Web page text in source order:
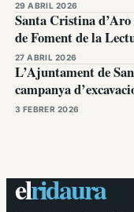
29 ABRIL 2026
Santa Cristina d’Aro
de Foment de la
27 ABRIL 2026
L’Ajuntament de
campanya
3 FEBRER 2026
elridaura